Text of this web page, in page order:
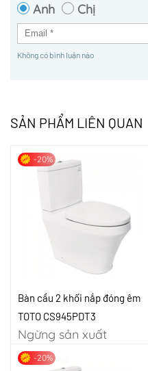
Anh Chị
Không có bình luận nào
SẢN PHẨM LIÊN QUAN
-20%
Bàn cầu 2 khối nắp đóng êm
TOTO CS945PDT3
Ngừng sản xuất
-20%